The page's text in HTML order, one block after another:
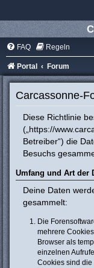
FAQ Regeln
Portal Forum
Carcassonne-
Diese Richtlinie
(„https://
Betreiber“) die
Besuchs
Umfang und Art der
Deine Daten
gesammelt:
Die
mehrere
Browser als
einzelnen
Cookies sind die